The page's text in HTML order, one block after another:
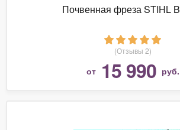
Почвенная фреза STIHL
(Отзывы 2)
от 15 990 руб.